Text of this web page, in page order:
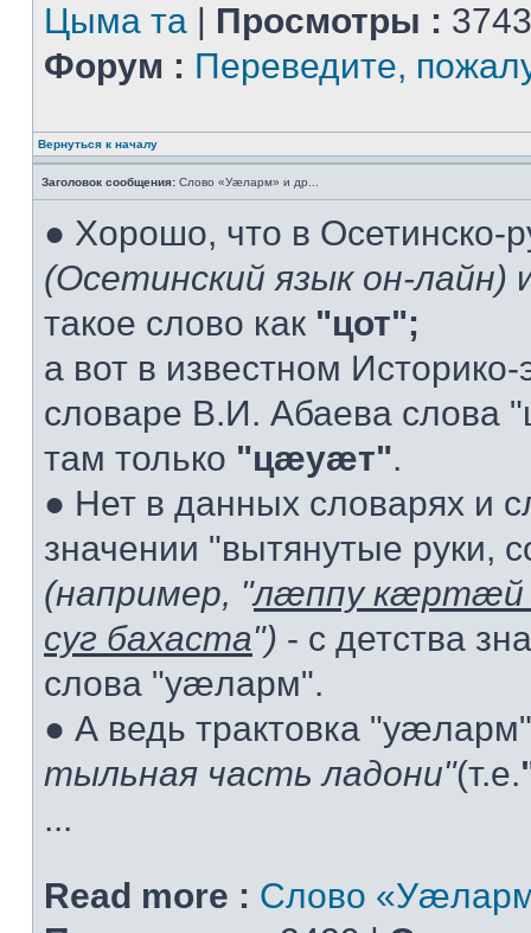
Цыма та | Просмотры :
Форум : Переведите,
Вернуться к началу
Заголовок сообщения: Слово «Уæларм» и др...
● Хорошо, что в Осетинско-
(Осетинский язык он-лайн)
такое слово как "цот";
а вот в известном
словаре В.И. Абаева слова
там только "цæуæт".
● Нет в данных словарях и
значении "вытянутые руки,
(например, "лæппу кæртæй
суг бахаста") - с детства
слова "уæларм".
● А ведь трактовка
тыльная часть ладони"(т.е.
...
Read more : Слово